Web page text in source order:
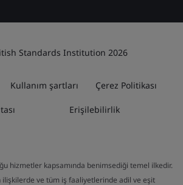
Standards Institution 2026
Kullanım şartları Çerez Politikası
Erişilebilirlik
hizmetler kapsamında benimsediği temel ilkedir.
ilişkilerde ve tüm iş faaliyetlerinde adil ve eşit